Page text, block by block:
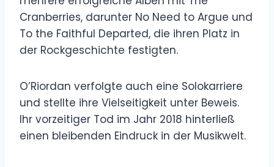
Cranberries, darunter No Need to Argue und
To the Faithful Departed, die ihren Platz in
der Rockgeschichte festigten.
O’Riordan verfolgte auch eine Solokarriere
und stellte ihre Vielseitigkeit unter Beweis.
Ihr vorzeitiger Tod im Jahr 2018 hinterließ
einen bleibenden Eindruck in der Musikwelt.